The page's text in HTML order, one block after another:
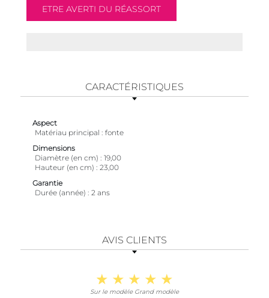
CARACTÉRISTIQUES
Aspect
Matériau principal
fonte
Dimensions
Diamètre (en cm)
19,00
Hauteur (en cm)
23,00
Garantie
Durée (année)
2 ans
AVIS CLIENTS
Sur le modèle Grand modèle